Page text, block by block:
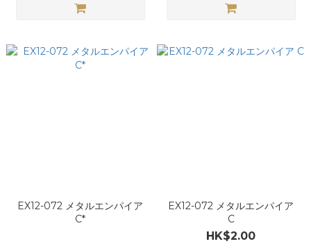
EX12-072 メタルエンパイア
C*
EX12-072 メタルエンパイア
C
HK$2.00